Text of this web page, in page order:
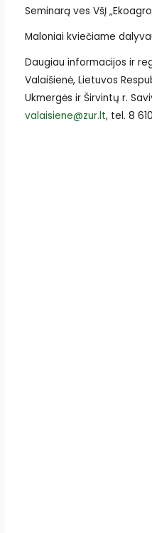
Seminarą ves VšĮ
Maloniai kviečiame
Daugiau informacijos ir
Valaišienė, Lietuvos
Ukmergės ir Širvintų r.
valaisiene@zur.lt, tel. 8